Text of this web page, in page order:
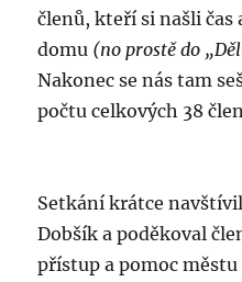
členů, kteří si našli
domu (no prostě do
Nakonec se nás tam
počtu celkových 38
Setkání krátce
Dobšík a poděkoval
přístup a pomoc